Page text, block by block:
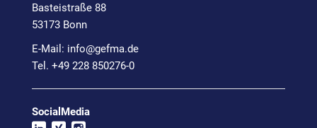
Basteistraße 88
53173 Bonn
E-Mail: info@gefma.de
Tel. +49 228 850276-0
SocialMedia